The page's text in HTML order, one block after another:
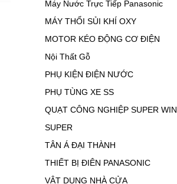
Máy Nước Trực Tiếp Panasonic
MÁY THỔI SỦI KHÍ OXY
MOTOR KÉO ĐỘNG CƠ ĐIỆN
Nội Thất Gỗ
PHỤ KIỆN ĐIỆN NƯỚC
PHỤ TÙNG XE SS
QUẠT CÔNG NGHIỆP SUPER WIN
SUPER
TÂN Á ĐẠI THÀNH
THIẾT BỊ ĐIÊN PANASONIC
VẬT DỤNG NHÀ CỬA